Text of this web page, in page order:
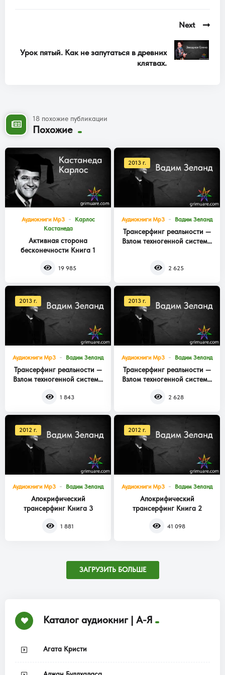
Next
Урок пятый. Как не запутаться в древних
клятвах.
18 похожие публикации
Похожие
Аудиокниги Mp3
Карлос
Кастанеда
Активная сторона
бесконечности Книга 1
19 985
2013 г.
Аудиокниги Mp3 Вадим Зеланд
Трансерфинг реальности —
Взлом техногенной системы
2 625
2013 г.
Аудиокниги Mp3 Вадим Зеланд
Трансерфинг реальности —
Взлом техногенной системы
1 843
2013 г.
Аудиокниги Mp3 Вадим Зеланд
Трансерфинг реальности —
Взлом техногенной системы
2 628
2012 г.
Аудиокниги Mp3 Вадим Зеланд
Апокрифический
трансерфинг Книга 3
1 881
2012 г.
Аудиокниги Mp3 Вадим Зеланд
Апокрифический
трансерфинг Книга 2
41 098
ЗАГРУЗИТЬ БОЛЬШЕ
Каталог аудиокниг | А-Я
Агата Кристи